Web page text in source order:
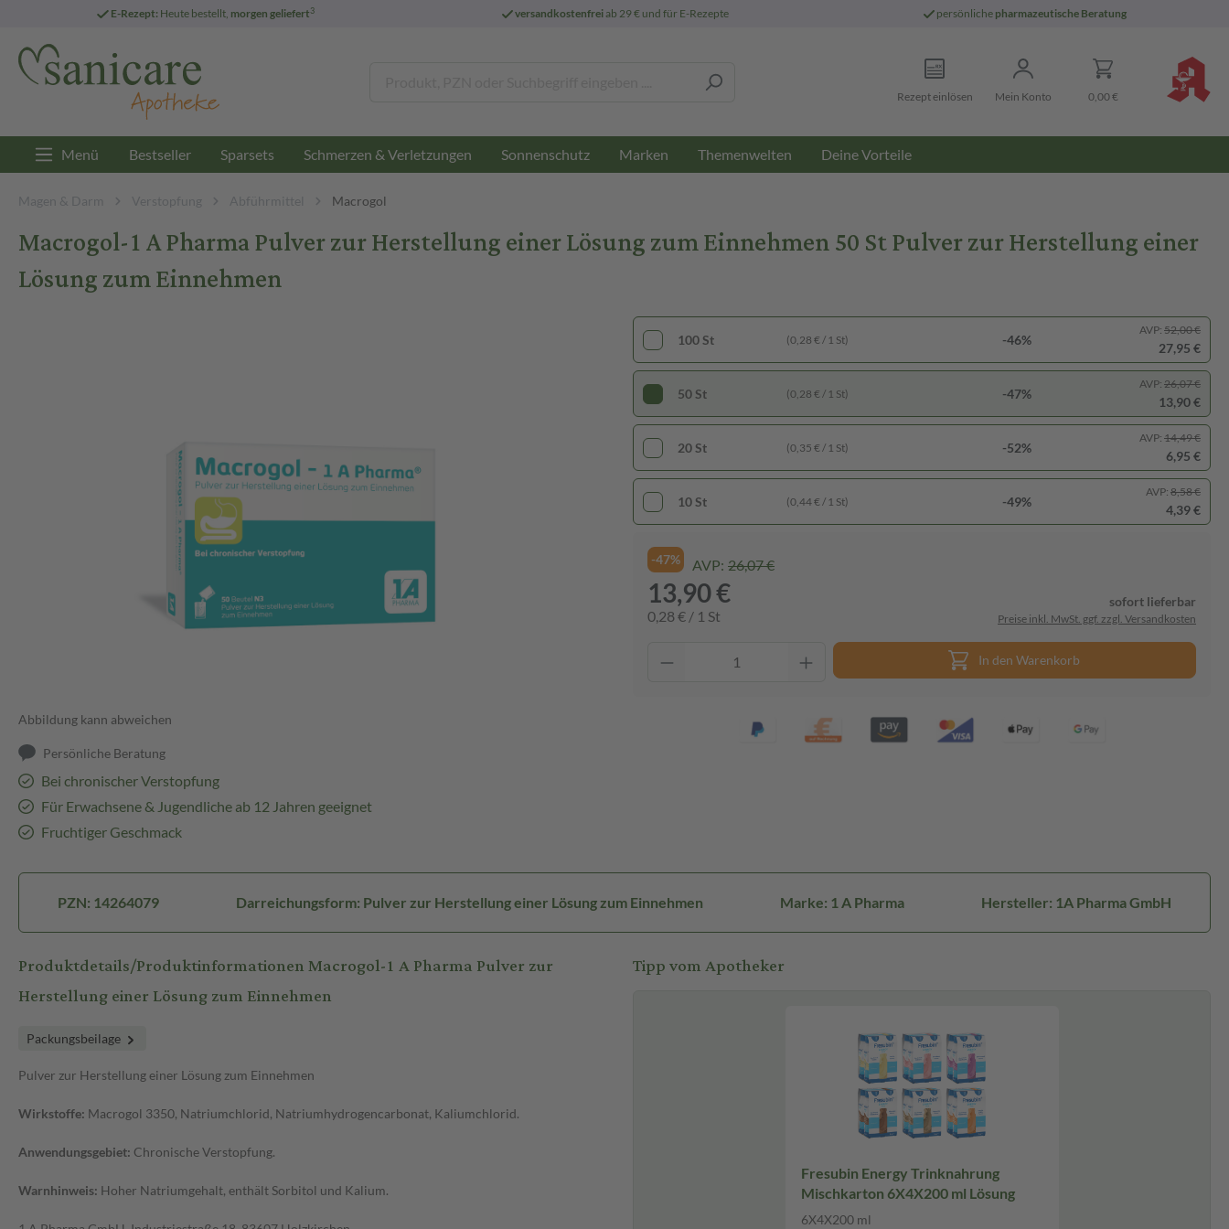
E-Rezept: Heute bestellt, morgen geliefert3 versandkostenfreiab 29 € und für E-Rezepte persönliche pharmazeutische Beratung
Rezept einlösen Mein Konto 0,00 €
Menü Bestseller Sparsets Schmerzen & Verletzungen Sonnenschutz Marken Themenwelten Deine Vorteile
Magen & Darm Verstopfung Abführmittel Macrogol
Macrogol-1 A Pharma Pulver zur Herstellung einer Lösung zum Einnehmen 50 St Pulver zur Herstellung einer
Lösung zum Einnehmen
Abbildung kann abweichen
Persönliche Beratung
Bei chronischer Verstopfung
Für Erwachsene & Jugendliche ab 12 Jahren geeignet
Fruchtiger Geschmack
100 St (0,28 € / 1 St) -46%
AVP: 52,00 €
27,95 €
50 St (0,28 € / 1 St) -47%
AVP: 26,07 €
13,90 €
20 St (0,35 € / 1 St) -52%
AVP: 14,49 €
6,95 €
10 St (0,44 € / 1 St) -49%
AVP: 8,58 €
4,39 €
-47% AVP: 26,07 €
13,90 €
0,28 € / 1 St
sofort lieferbar
Preise inkl. MwSt. ggf. zzgl. Versandkosten
In den Warenkorb
PZN: 14264079 Darreichungsform: Pulver zur Herstellung einer Lösung zum Einnehmen Marke: 1 A Pharma Hersteller: 1A Pharma GmbH
Produktdetails/Produktinformationen Macrogol-1 A Pharma Pulver zur
Herstellung einer Lösung zum Einnehmen
Packungsbeilage
Pulver zur Herstellung einer Lösung zum Einnehmen
Wirkstoffe: Macrogol 3350, Natriumchlorid, Natriumhydrogencarbonat, Kaliumchlorid.
Anwendungsgebiet: Chronische Verstopfung.
Warnhinweis: Hoher Natriumgehalt, enthält Sorbitol und Kalium.
Tipp vom Apotheker
Fresubin Energy Trinknahrung
Mischkarton 6X4X200 ml Lösung
6X4X200 ml